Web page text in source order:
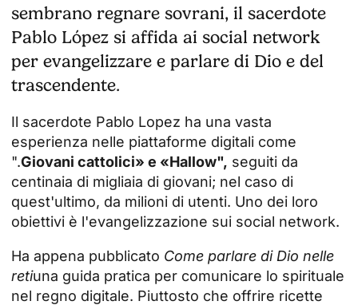
sembrano regnare sovrani, il sacerdote
Pablo López si affida ai social network
per evangelizzare e parlare di Dio e del
trascendente.
Il sacerdote Pablo Lopez ha una vasta
esperienza nelle piattaforme digitali come
".Giovani cattolici» e «Hallow", seguiti da
centinaia di migliaia di giovani; nel caso di
quest'ultimo, da milioni di utenti. Uno dei loro
obiettivi è l'evangelizzazione sui social network.
Ha appena pubblicato Come parlare di Dio nelle
retiuna guida pratica per comunicare lo spirituale
nel regno digitale. Piuttosto che offrire ricette